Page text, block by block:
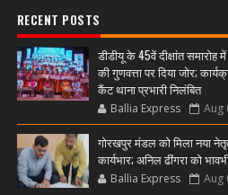
RECENT POSTS
डीडीयू के 45वें दीक्षांत समारोह
की गुणवत्ता पर दिया जोर;
कैंट थाना प्रभारी निलंबित
Ballia Express Aug
गोरखपुर मंडल को मिला नया
कार्यभार; अनिल ढींगरा को
Ballia Express Aug